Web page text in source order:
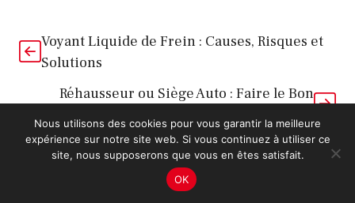
Voyant Liquide de Frein : Causes, Risques et
Solutions
Réhausseur ou Siège Auto : Faire le Bon
Choix
Laisser un commentaire
Nous utilisons des cookies pour vous garantir la meilleure
expérience sur notre site web. Si vous continuez à utiliser ce
site, nous supposerons que vous en êtes satisfait.
OK